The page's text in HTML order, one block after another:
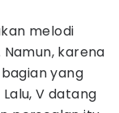
melodi
karena
yang
V datang